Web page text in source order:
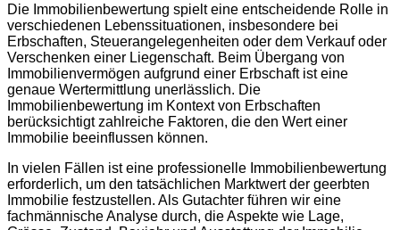
Die Immobilienbewertung spielt eine entscheidende Rolle in
verschiedenen Lebenssituationen, insbesondere bei
Erbschaften, Steuerangelegenheiten oder dem Verkauf oder
Verschenken einer Liegenschaft. Beim Übergang von
Immobilienvermögen aufgrund einer Erbschaft ist eine
genaue Wertermittlung unerlässlich. Die
Immobilienbewertung im Kontext von Erbschaften
berücksichtigt zahlreiche Faktoren, die den Wert einer
Immobilie beeinflussen können.
In vielen Fällen ist eine professionelle Immobilienbewertung
erforderlich, um den tatsächlichen Marktwert der geerbten
Immobilie festzustellen. Als Gutachter führen wir eine
fachmännische Analyse durch, die Aspekte wie Lage,